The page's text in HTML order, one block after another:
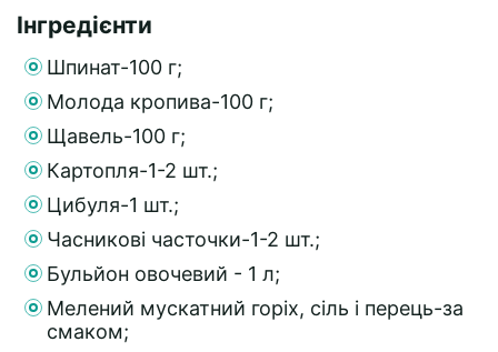
Інгредієнти
Шпинат-100 г;
Молода кропива-100 г;
Щавель-100 г;
Картопля-1-2 шт.;
Цибуля-1 шт.;
Часникові часточки-1-2 шт.;
Бульйон овочевий - 1 л;
Мелений мускатний горіх, сіль і перець-за
смаком;